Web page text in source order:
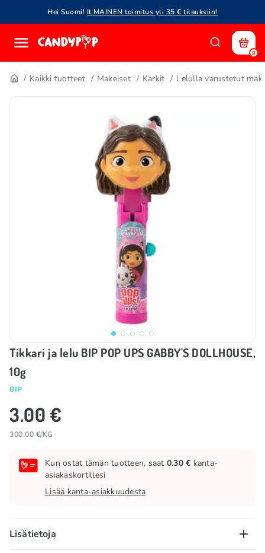
Hei Suomi! ILMAINEN toimitus yli 35 € tilauksiin!
0
Kaikki tuotteet Makeiset Karkit Lelulla varustetut
Tikkari ja lelu BIP POP UPS GABBY'S DOLLHOUSE,
10g
BIP
3.00 €
300.00 €/KG
Kun ostat tämän tuotteen, saat 0.30 € kanta-
asiakaskortillesi
Lisää kanta-asiakkuudesta
Lisätietoja